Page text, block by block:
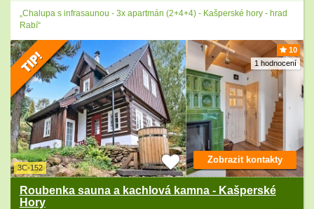
„Chalupa s infrasaunou - 3x apartmán (2+4+4) - Kašperské hory - hrad
Rabí“
10
1 hodnocení
3C-152
Roubenka sauna a kachlová kamna - Kašperské
Hory
Zobrazit kontakty